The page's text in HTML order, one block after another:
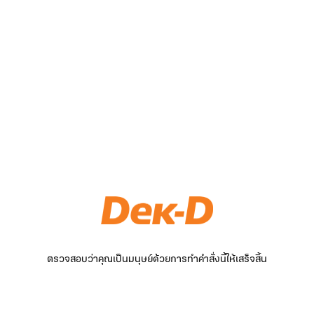
ตรวจสอบว่าคุณเป็นมนุษย์ด้วยการทำคำสั่งนี้ให้เสร็จสิ้น